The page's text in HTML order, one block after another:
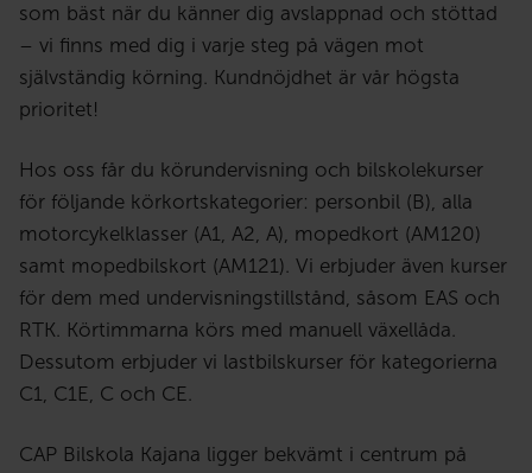
som bäst när du känner dig avslappnad och stöttad
– vi finns med dig i varje steg på vägen mot
självständig körning. Kundnöjdhet är vår högsta
prioritet!
Hos oss får du körundervisning och bilskolekurser
för följande körkortskategorier: personbil (B), alla
motorcykelklasser (A1, A2, A), mopedkort (AM120)
samt mopedbilskort (AM121). Vi erbjuder även kurser
för dem med undervisningstillstånd, såsom EAS och
RTK. Körtimmarna körs med manuell växellåda.
Dessutom erbjuder vi lastbilskurser för kategorierna
C1, C1E, C och CE.
CAP Bilskola Kajana ligger bekvämt i centrum på